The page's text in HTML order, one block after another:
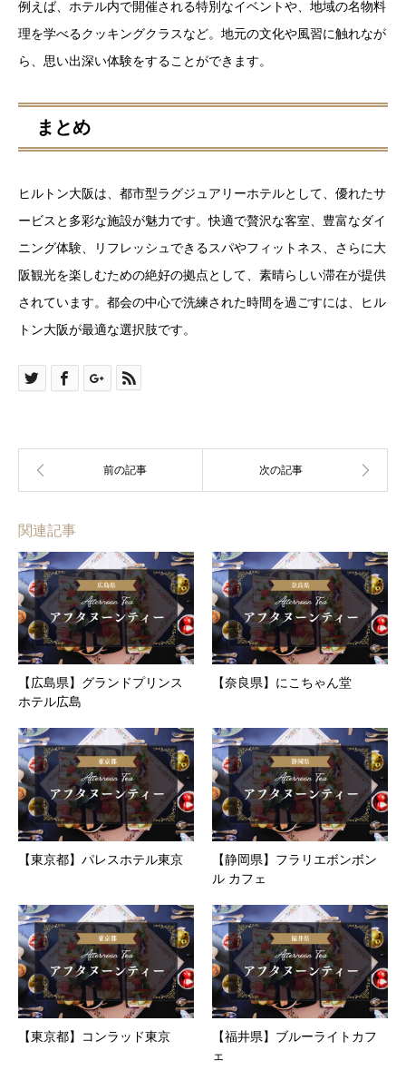
例えば、ホテル内で開催される特別なイベントや、地域の名物料
理を学べるクッキングクラスなど。地元の文化や風習に触れなが
ら、思い出深い体験をすることができます。
まとめ
ヒルトン大阪は、都市型ラグジュアリーホテルとして、優れたサ
ービスと多彩な施設が魅力です。快適で贅沢な客室、豊富なダイ
ニング体験、リフレッシュできるスパやフィットネス、さらに大
阪観光を楽しむための絶好の拠点として、素晴らしい滞在が提供
されています。都会の中心で洗練された時間を過ごすには、ヒル
トン大阪が最適な選択肢です。
関連記事
【広島県】グランドプリンス
ホテル広島
【奈良県】にこちゃん堂
【東京都】パレスホテル東京
【静岡県】フラリエボンボン
ル カフェ
【東京都】コンラッド東京
【福井県】ブルーライトカフ
ェ